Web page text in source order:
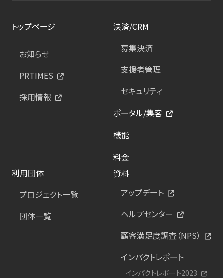
トップページ
お知らせ
PRTIMES
採用情報
決済/CRM
募集決済
支援者管理
セキュリティ
ポータル/集客
機能
料金
利用団体
プロジェクト一覧
団体一覧
資料
アップデート
ヘルプセンター
顧客満足度調査（NPS）
インパクトレポート
インパクトレポート2023